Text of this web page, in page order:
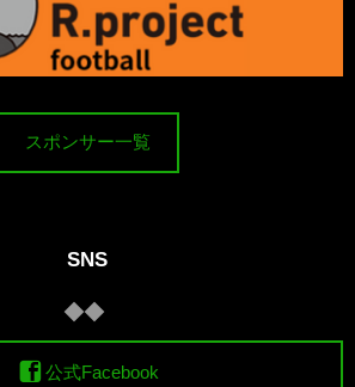
スポンサー一覧
SNS
公式Facebook